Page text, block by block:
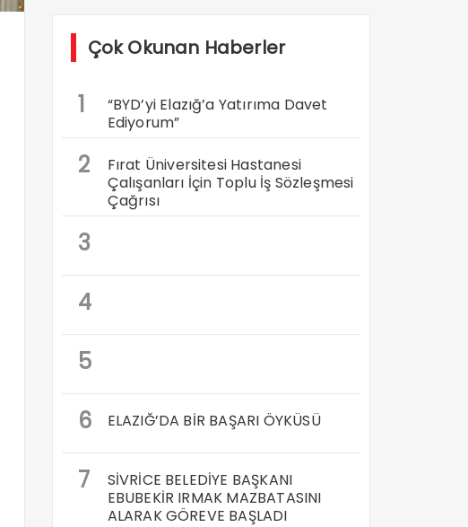
Çok Okunan Haberler
1
“BYD’yi Elazığ’a Yatırıma Davet
Ediyorum”
2
Fırat Üniversitesi Hastanesi
Çalışanları İçin Toplu İş Sözleşmesi
Çağrısı
3
4
5
6
ELAZIĞ’DA BİR BAŞARI ÖYKÜSÜ
7
SİVRİCE BELEDİYE BAŞKANI
EBUBEKİR IRMAK MAZBATASINI
ALARAK GÖREVE BAŞLADI